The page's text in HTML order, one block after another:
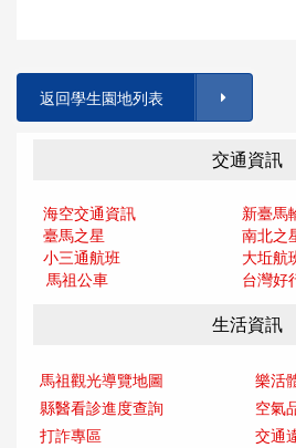
返回學生園地列表
交通資訊
海空交通資訊
新臺馬
臺馬之星
南北之
小三通航班
大坵航
馬祖公車
台灣好
生活資訊
馬祖觀光導覽地圖
樂活
縣醫看診進度查詢
空氣
打詐專區
交通